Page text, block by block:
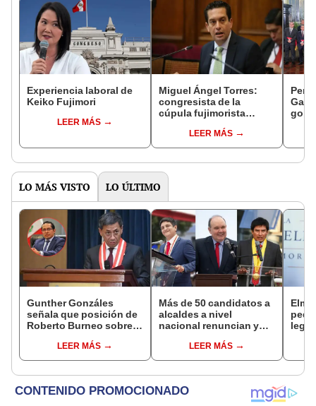
Experiencia laboral de
Keiko Fujimori
LEER MÁS
Miguel Ángel Torres:
congresista de la
cúpula fujimorista
del SenadoLEER MÁS
LO MÁS VISTO LO ÚLTIMO
Gunther Gonzáles
señala que posición de
Roberto Burneo sobre
Aliaga no representan al
JNE
LEER MÁS
Más de 50 candidatos a
alcaldes a nivel
nacional renuncian y
encubiertaLEER MÁS